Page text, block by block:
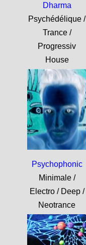
Dharma
Psychédélique /
Trance /
Progressiv
House
Psychophonic
Minimale /
Electro / Deep /
Neotrance